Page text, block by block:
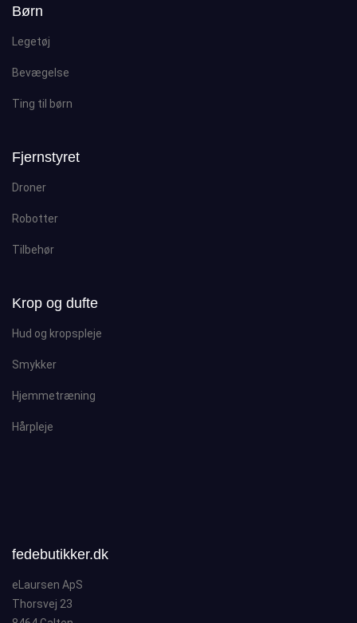
Børn
Legetøj
Bevægelse
Ting til børn
Fjernstyret
Droner
Robotter
Tilbehør
Krop og dufte
Hud og kropspleje
Smykker
Hjemmetræning
Hårpleje
fedebutikker.dk
eLaursen ApS
Thorsvej 23